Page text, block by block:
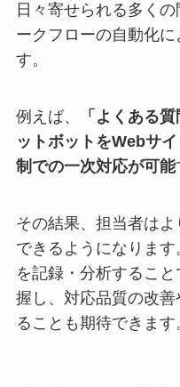
日々寄せられる多く
ークフローの自動化
す。
例えば、
「よくある
ットボットをWebサ
制での一次対応が可能
その結果、担当者は
できるようになりま
を記録・分析するこ
握し、対応品質の改
ることも期待できます